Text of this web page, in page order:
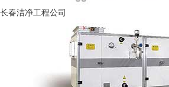
长春洁净工程公司